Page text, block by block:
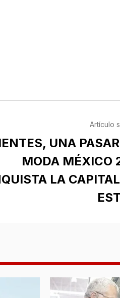
Artículo
UNA
MODA MÉXICO
LA